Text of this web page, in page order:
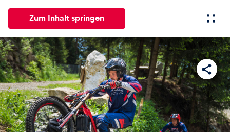
Zum Inhalt springen
Alle News Events Erlebnisse Seiten
News
Alle anzeigen